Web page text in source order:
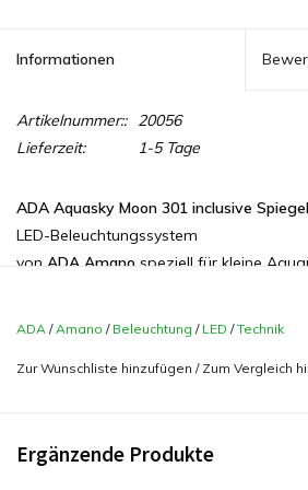
Informationen
Artikelnummer::
20056
Lieferzeit:
1-5 Tage
ADA Aquasky Moon 301 inclusive
LED-Beleuchtungssystem
von ADA Amano speziell für kleine
schein zu glühen (Mondlicht - Effekt),
der LED-Einheit sorgt für eine effiziente
ADA /Amano / Beleuchtung / LED /Technik
Zur Wunschliste hinzufügen / Zum Vergleich
Ergänzende Produkte